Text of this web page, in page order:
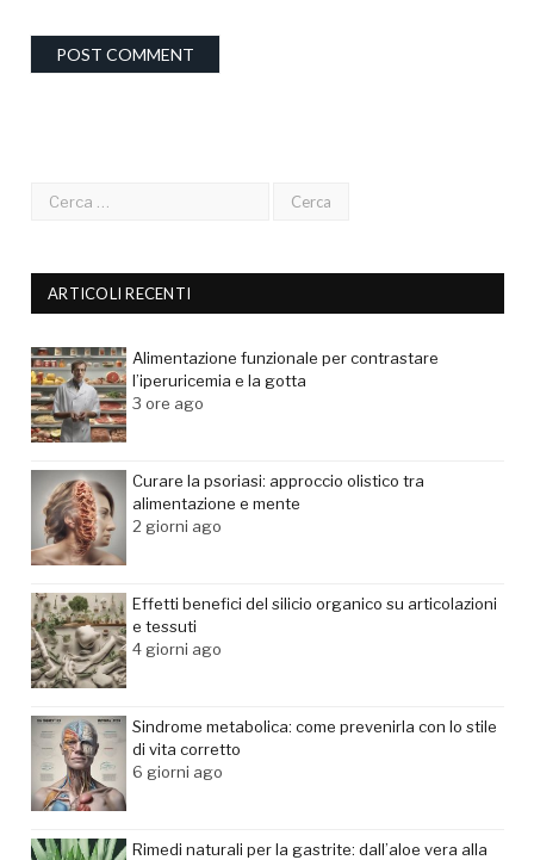
ARTICOLI RECENTI
Alimentazione funzionale per contrastare
l’iperuricemia e la gotta
3 ore ago
Curare la psoriasi: approccio olistico tra
alimentazione e mente
2 giorni ago
Effetti benefici del silicio organico su articolazioni
e tessuti
4 giorni ago
Sindrome metabolica: come prevenirla con lo stile
di vita corretto
6 giorni ago
Rimedi naturali per la gastrite: dall’aloe vera alla